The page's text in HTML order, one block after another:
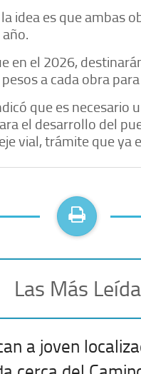
idea es que ambas
en el 2026,
a cada obra
que es necesario
el desarrollo del
vial, trámite que ya
Las Más
a joven